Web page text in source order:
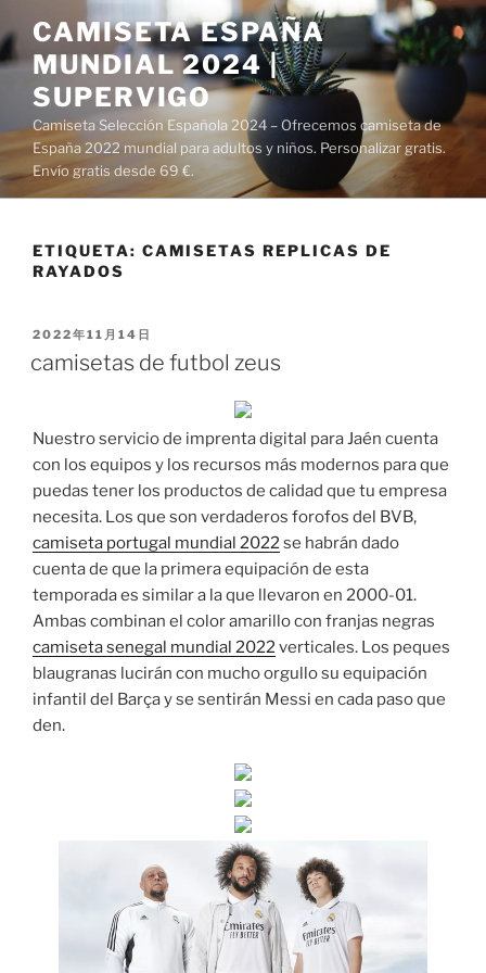
al
contenido
CAMISETA ESPAÑA
MUNDIAL 2024 |
SUPERVIGO
Camiseta Selección Española 2024 – Ofrecemos camiseta de
España 2022 mundial para adultos y niños. Personalizar gratis.
Envío gratis desde 69 €.
ETIQUETA: CAMISETAS REPLICAS DE
RAYADOS
PUBLICADO
2022年11月14日
camisetas de futbol zeus
Nuestro servicio de imprenta digital para Jaén cuenta
con los equipos y los recursos más modernos para que
puedas tener los productos de calidad que tu empresa
necesita. Los que son verdaderos forofos del BVB,
camiseta portugal mundial 2022se habrán dado
cuenta de que la primera equipación de esta
temporada es similar a la que llevaron en 2000-01.
Ambas combinan el color amarillo con franjas negras
camiseta senegal mundial 2022verticales. Los peques
blaugranas lucirán con mucho orgullo su equipación
infantil del Barça y se sentirán Messi en cada paso que
den.